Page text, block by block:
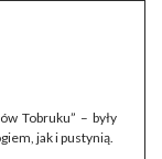
Tobruku” – były
jak i pustynią.